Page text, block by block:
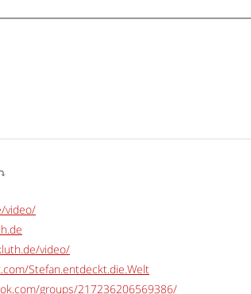
video/
video/
Stefan.entdeckt.die.Welt
groups/217236206569386/